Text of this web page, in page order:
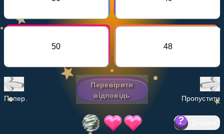
НАВЧАЛЬНИЙ ПЛАН
50 48
Попер.
Перевірити
відповідь
Пропустити
?